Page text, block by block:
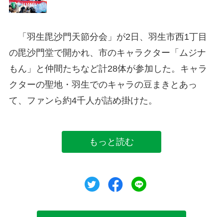
「羽生毘沙門天節分会」が2日、羽生市西1丁目
の毘沙門堂で開かれ、市のキャラクター「ムジナ
もん」と仲間たちなど計28体が参加した。キャラ
クターの聖地・羽生でのキャラの豆まきとあっ
て、ファンら約4千人が詰め掛けた。
もっと読む
ツイートシェア